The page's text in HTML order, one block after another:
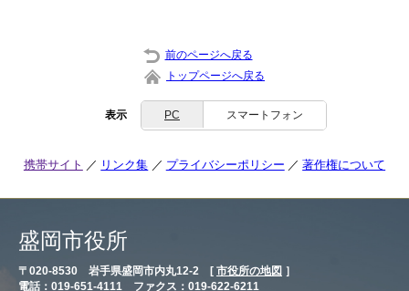
前のページへ戻る
トップページへ戻る
表示 PC スマートフォン
携帯サイト リンク集 プライバシーポリシー 著作権について
盛岡市役所
〒020-8530 岩手県盛岡市内丸12-2 [ 市役所の地図 ］
電話：019-651-4111 ファクス：019-622-6211